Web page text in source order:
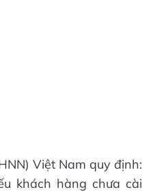
Việt Nam quy định:
khách hàng chưa cài